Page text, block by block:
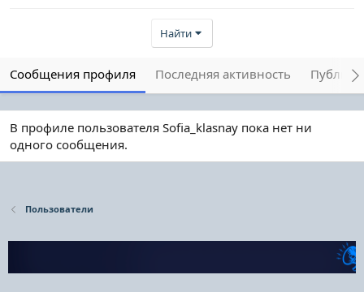
Найти
Сообщения профиля Последняя активность
В профиле пользователя Sofia_klasnay пока нет ни
одного сообщения.
Пользователи